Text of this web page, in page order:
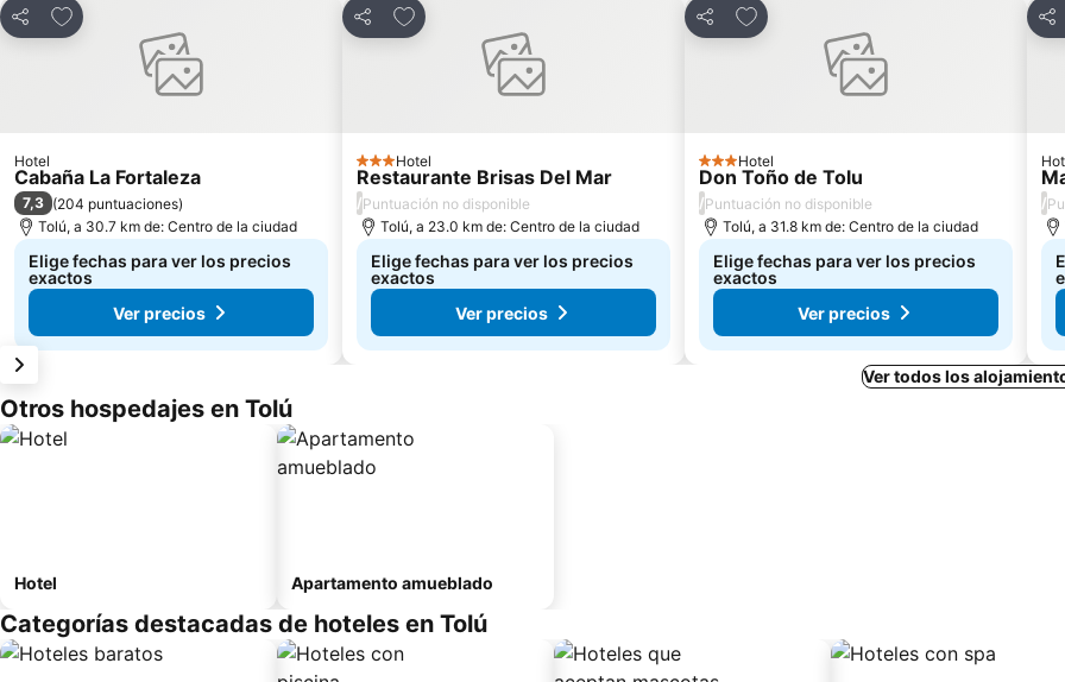
Compartir
Agregar a favoritos
Hotel
Cabaña La Fortaleza
7,3 (204 puntuaciones)
Tolú, a 30.7 km de: Centro de la ciudad
Elige fechas para ver los precios
exactos
Ver precios
Compartir
Agregar a favoritos
3 Estrellas
Hotel
Restaurante Brisas Del Mar
/Puntuación no disponible
Tolú, a 23.0 km de: Centro de la ciudad
Elige fechas para ver los precios
exactos
Ver precios
Compartir
Agregar a favoritos
3 Estrellas
Hotel
Don Toño de Tolu
/Puntuación no disponible
Tolú, a 31.8 km de: Centro de la ciudad
Elige fechas para ver los precios
exactos
Ver precios
/
Ver todos los
Otros hospedajes en Tolú
Hotel Apartamento amueblado
Categorías destacadas de hoteles en Tolú